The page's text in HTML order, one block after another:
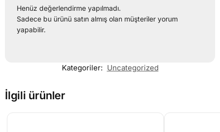
Henüz değerlendirme yapılmadı.
Sadece bu ürünü satın almış olan müşteriler yorum
yapabilir.
Kategoriler: Uncategorized
İlgili ürünler